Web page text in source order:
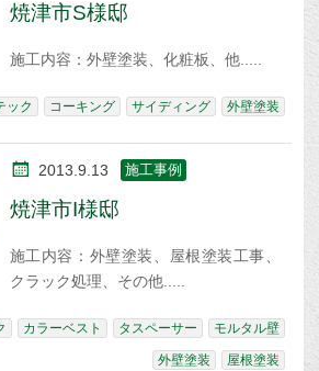
焼津市S様邸
施工内容：外壁塗装、化粧板、他
ック コーキング サイディング 外壁塗装
2013.9.13 施工事例
焼津市I様邸
施工内容：外壁塗装、屋根塗装工事、
クラック処理、その他
カラーベスト タスペーサー モルタル壁
外壁塗装 屋根塗装